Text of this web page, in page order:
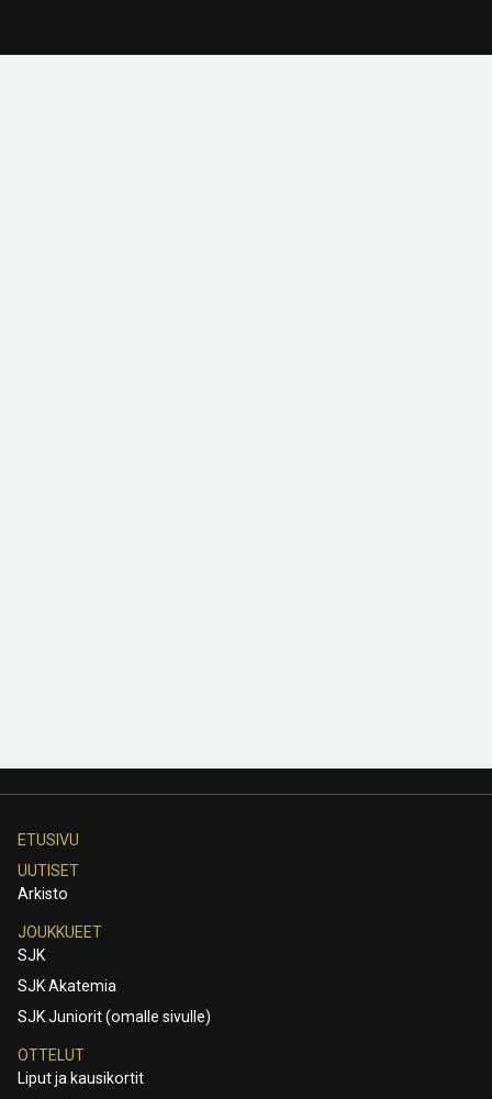
ETUSIVU
UUTISET
Arkisto
JOUKKUEET
SJK
SJK Akatemia
SJK Juniorit (omalle sivulle)
OTTELUT
Liput ja kausikortit